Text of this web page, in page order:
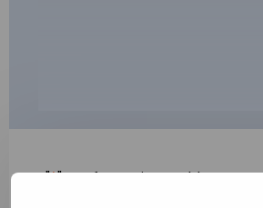
"*" geeft vereiste velden aan